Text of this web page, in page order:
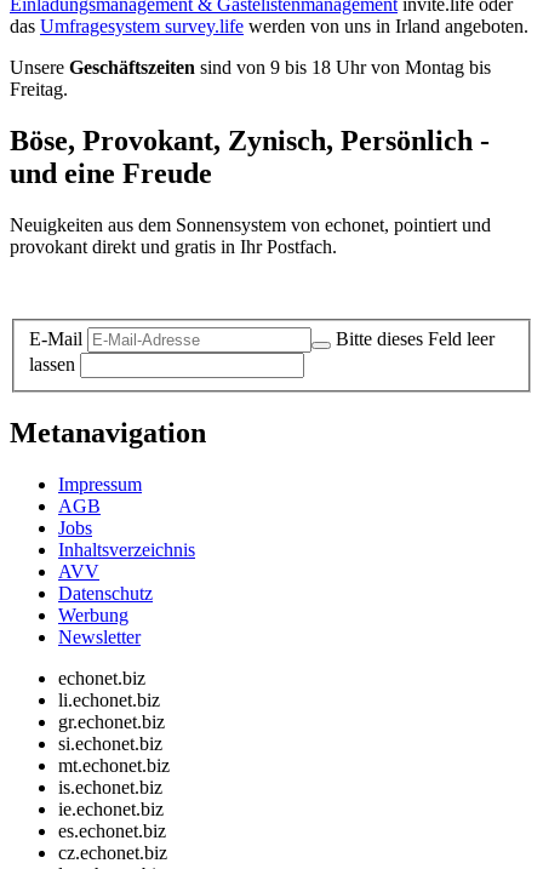
Einladungsmanagement & Gästelistenmanagement invite.life oder
das Umfragesystem survey.life werden von uns in Irland angeboten.
Unsere Geschäftszeiten sind von 9 bis 18 Uhr von Montag bis
Freitag.
Böse, Provokant, Zynisch, Persönlich -
und eine Freude
Neuigkeiten aus dem Sonnensystem von echonet, pointiert und
provokant direkt und gratis in Ihr Postfach.
E-Mail
Bitte dieses Feld leer
lassen
Metanavigation
Impressum
AGB
Jobs
Inhaltsverzeichnis
AVV
Datenschutz
Werbung
Newsletter
echonet.biz
li.echonet.biz
gr.echonet.biz
si.echonet.biz
mt.echonet.biz
is.echonet.biz
ie.echonet.biz
es.echonet.biz
cz.echonet.biz